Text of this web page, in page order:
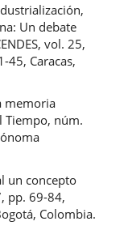
Un debate
vol. 25,
45, Caracas,
memoria
Tiempo, núm.
un concepto
pp. 69-84,
Colombia.